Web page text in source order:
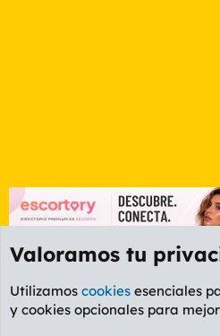
Foro Informática y Videojuegos
Valoramos tu
Utilizamos cookies esenciales
y cookies opcionales para